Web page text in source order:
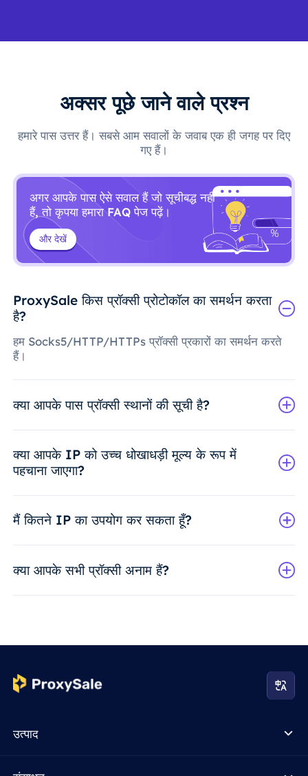
अक्सर पूछे जाने वाले प्रश्न
हमारे पास उत्तर हैं। सबसे आम सवालों के जवाब एक ही जगह पर दिए
गए हैं।
अगर आपके पास ऐसे सवाल हैं जो सूचीबद्ध नहीं
हैं, तो कृपया हमारा FAQ पेज पढ़ें।
और देखें
ProxySale किस प्रॉक्सी प्रोटोकॉल का समर्थन करता
है?
हम Socks5/HTTP/HTTPs प्रॉक्सी प्रकारों का समर्थन करते
हैं।
क्या आपके पास प्रॉक्सी स्थानों की सूची है?
क्या आपके IP को उच्च धोखाधड़ी मूल्य के रूप में
पहचाना जाएगा?
मैं कितने IP का उपयोग कर सकता हूँ?
क्या आपके सभी प्रॉक्सी अनाम हैं?
उत्पाद